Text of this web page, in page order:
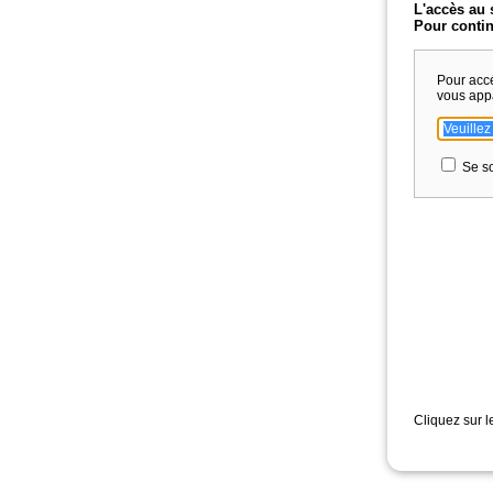
L'accès au
Pour
Pour
vous
Se
Cliquez sur